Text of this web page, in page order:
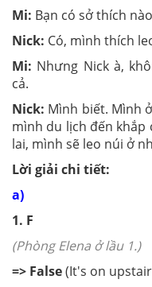
Mi: Bạn có sở thích
Nick: Có, mình thích
Mi: Nhưng Nick à,
cả.
Nick: Mình biết. Mình
mình du lịch đến khắp
lai, mình sẽ leo núi ở
Lời giải chi tiết:
a)
1. F
(Phòng Elena ở lầu 1.)
=> False(It's on